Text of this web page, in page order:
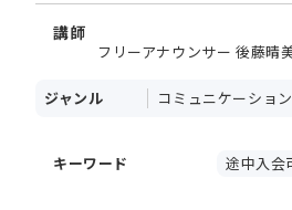
講師
フリーアナウンサー 後藤晴
ジャンル コミュニケーション
キーワード 途中入会